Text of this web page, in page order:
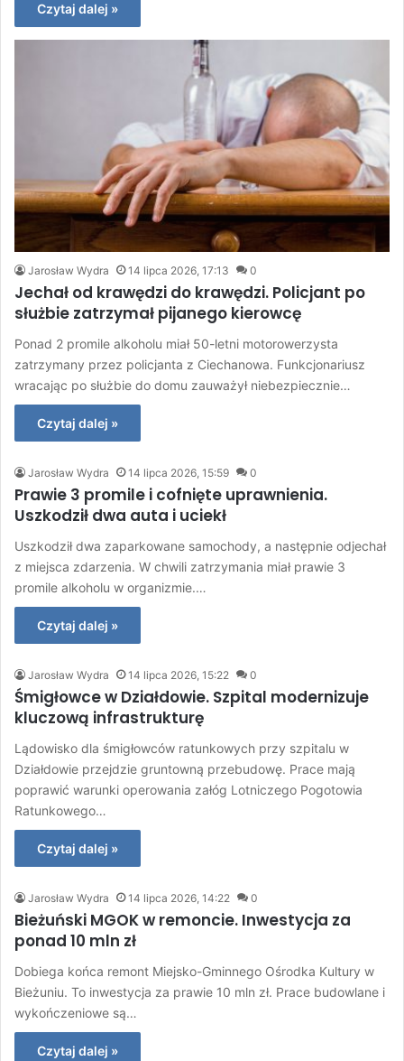
Czytaj dalej »
Jarosław Wydra 14 lipca 2026, 17:13 0
Jechał od krawędzi do krawędzi. Policjant po
służbie zatrzymał pijanego kierowcę
Ponad 2 promile alkoholu miał 50-letni motorowerzysta
zatrzymany przez policjanta z Ciechanowa. Funkcjonariusz
wracając po służbie do domu zauważył niebezpiecznie…
Czytaj dalej »
Jarosław Wydra 14 lipca 2026, 15:59 0
Prawie 3 promile i cofnięte uprawnienia.
Uszkodził dwa auta i uciekł
Uszkodził dwa zaparkowane samochody, a następnie odjechał
z miejsca zdarzenia. W chwili zatrzymania miał prawie 3
promile alkoholu w organizmie.…
Czytaj dalej »
Jarosław Wydra 14 lipca 2026, 15:22 0
Śmigłowce w Działdowie. Szpital modernizuje
kluczową infrastrukturę
Lądowisko dla śmigłowców ratunkowych przy szpitalu w
Działdowie przejdzie gruntowną przebudowę. Prace mają
poprawić warunki operowania załóg Lotniczego Pogotowia
Ratunkowego…
Czytaj dalej »
Jarosław Wydra 14 lipca 2026, 14:22 0
Bieżuński MGOK w remoncie. Inwestycja za
ponad 10 mln zł
Dobiega końca remont Miejsko-Gminnego Ośrodka Kultury w
Bieżuniu. To inwestycja za prawie 10 mln zł. Prace budowlane i
wykończeniowe są…
Czytaj dalej »